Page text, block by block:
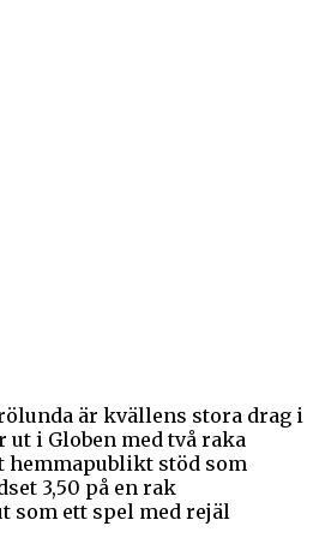
är kvällens stora drag i
ut i Globen med två raka
hemmapublikt stöd som
3,50 på en rak
som ett spel med rejäl